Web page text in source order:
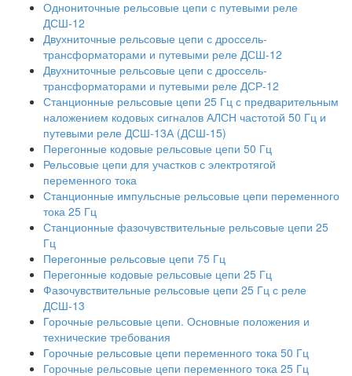
Однониточные рельсовые цепи с путевыми реле
ДСШ-12
Двухниточные рельсовые цепи с дроссель-
трансформаторами и путевыми реле ДСШ-12
Двухниточные рельсовые цепи с дроссель-
трансформаторами и путевыми реле ДСР-12
Станционные рельсовые цепи 25 Гц с предварительным
наложением кодовых сигналов АЛСН частотой 50 Гц и
путевыми реле ДСШ-13А (ДСШ-15)
Перегонные кодовые рельсовые цепи 50 Гц
Рельсовые цепи для участков с электротягой
переменного тока
Станционные импульсные рельсовые цепи переменного
тока 25 Гц
Станционные фазочувствительные рельсовые цепи 25
Гц
Перегонные рельсовые цепи 75 Гц
Перегонные кодовые рельсовые цепи 25 Гц
Фазочувствительные рельсовые цепи 25 Гц с реле
ДСШ-13
Горочные рельсовые цепи. Основные положения и
технические требования
Горочные рельсовые цепи переменного тока 50 Гц
Горочные рельсовые цепи переменного тока 25 Гц